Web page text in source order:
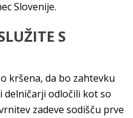
Slovenije.
S
kršena, da bo zahtevku
delničarji odločili kot so
zadeve sodišču prve